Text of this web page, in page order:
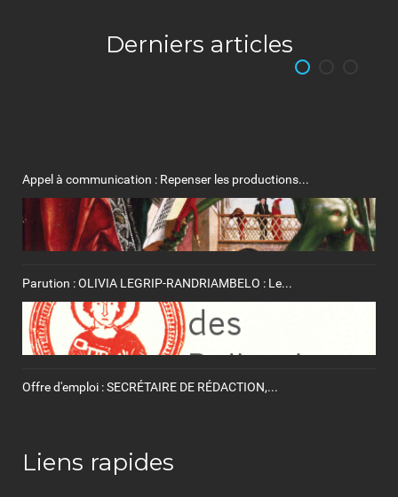
Derniers articles
Appel à communication : Repenser les productions...
Parution : OLIVIA LEGRIP-RANDRIAMBELO : Le...
Offre d'emploi : SECRÉTAIRE DE RÉDACTION,...
Liens rapides